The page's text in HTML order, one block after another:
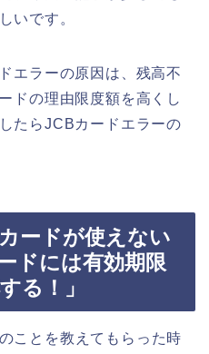
いです。
エラーの原因は、残高不
ドの理由限度額を高くし
たらJCBカードエラーの
ードが使えない
ドには有効期限
る！」
ことを教えてもらった時